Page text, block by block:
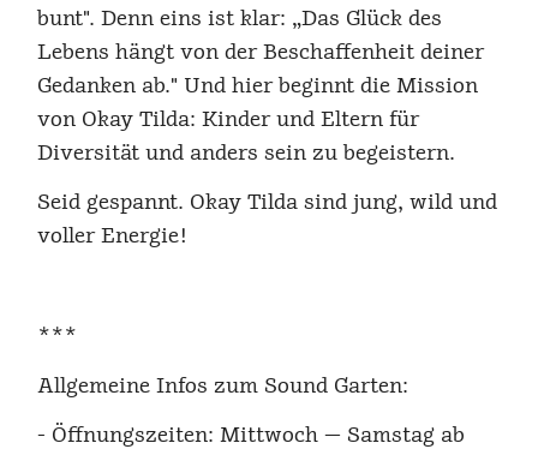
bunt". Denn eins ist klar: „Das Glück des
Lebens hängt von der Beschaffenheit deiner
Gedanken ab." Und hier beginnt die Mission
von Okay Tilda: Kinder und Eltern für
Diversität und anders sein zu begeistern.
Seid gespannt. Okay Tilda sind jung, wild und
voller Energie!
***
Allgemeine Infos zum Sound Garten:
- Öffnungszeiten: Mittwoch — Samstag ab